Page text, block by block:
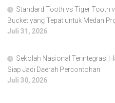
Standard Tooth vs Tiger Tooth
Bucket yang Tepat untuk Medan
Juli 31, 2026
Sekolah Nasional Terintegrasi
Siap Jadi Daerah Percontohan
Juli 30, 2026